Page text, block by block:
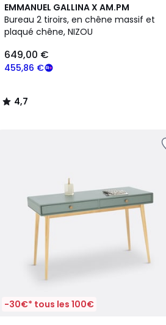
EMMANUEL GALLINA X AM.PM
Bureau 2 tiroirs, en chêne massif et
plaqué chêne, NIZOU
455,86 €
649,00 €
4,7
/ 5
4,7
/
-30€* tous les 100€